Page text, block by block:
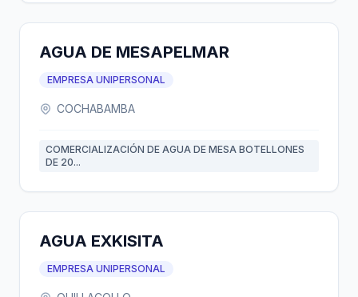
AGUA DE MESAPELMAR
EMPRESA UNIPERSONAL
COCHABAMBA
COMERCIALIZACIÓN DE AGUA DE MESA BOTELLONES
DE 20...
AGUA EXKISITA
EMPRESA UNIPERSONAL